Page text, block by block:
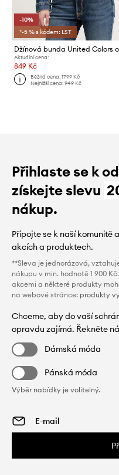
-10%
*-5 % s kódem: LST
Aktuální cena:
849 Kč
Běžná cena:1799 Kč
Nejnižší cena:949 Kč
Přihlaste se k
získejte slevu
nákup.
Připojte se k naší komunitě
akcích a produktech.
**Sleva je jednorázová,
nákupu v min. hodnotě 1 900
akcemi a některé produkty
na webové stránce: produkty
Chceme, aby do vaší
opravdu zajímá. Řekněte
Dámská móda
Pánská móda
Výběr nabídky je volitelný.